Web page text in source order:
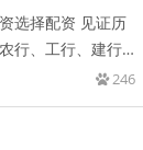
选择配资 见证历
行、工行、建行再
246